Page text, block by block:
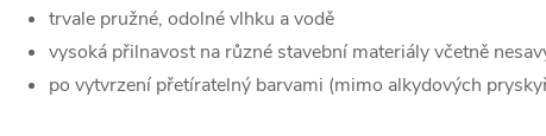
trvale pružné, odolné vlhku a vodě
vysoká přilnavost na různé stavební materiály včetně
po vytvrzení přetíratelný barvami (mimo alkydových